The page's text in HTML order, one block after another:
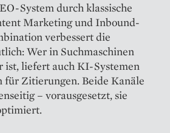
System durch klassische
Marketing und Inbound-
verbessert die
Wer in Suchmaschinen
liefert auch KI-Systemen
für Zitierungen. Beide Kanäle
– vorausgesetzt, sie